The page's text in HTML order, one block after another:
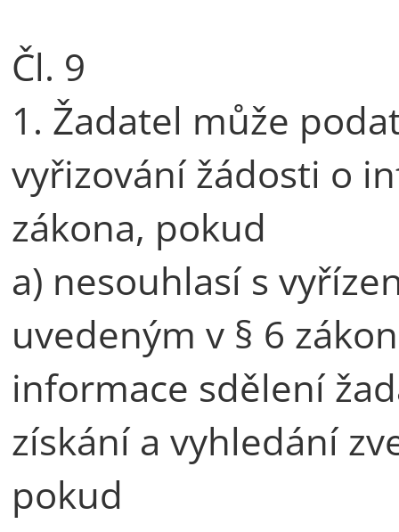
Čl. 9
1. Žadatel může
vyřizování žádosti o
zákona, pokud
a) nesouhlasí s
uvedeným v § 6
informace sdělení
získání a vyhledání
pokud